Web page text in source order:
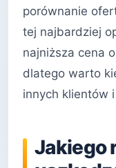
porównanie
tej najbardziej
najniższa cena
dlatego warto
innych klientów
Jakiego